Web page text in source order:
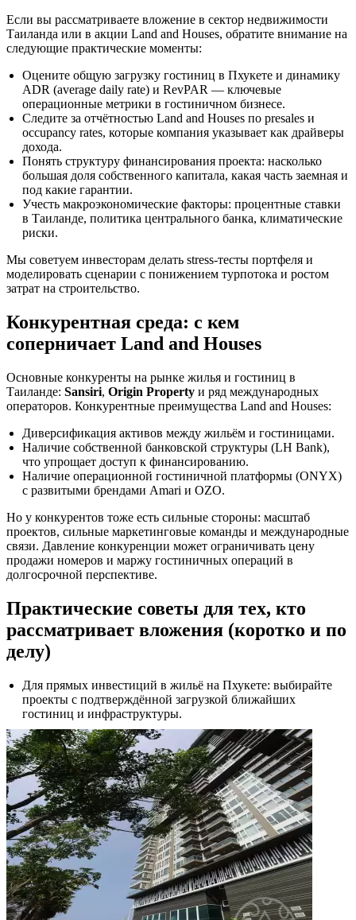
Если вы рассматриваете вложение в сектор недвижимости
Таиланда или в акции Land and Houses, обратите внимание на
следующие практические моменты:
Оцените общую загрузку гостиниц в Пхукете и динамику
ADR (average daily rate) и RevPAR — ключевые
операционные метрики в гостиничном бизнесе.
Следите за отчётностью Land and Houses по presales и
occupancy rates, которые компания указывает как драйверы
дохода.
Понять структуру финансирования проекта: насколько
большая доля собственного капитала, какая часть заемная и
под какие гарантии.
Учесть макроэкономические факторы: процентные ставки
в Таиланде, политика центрального банка, климатические
риски.
Мы советуем инвесторам делать stress-тесты портфеля и
моделировать сценарии с понижением турпотока и ростом
затрат на строительство.
Конкурентная среда: с кем
соперничает Land and Houses
Основные конкуренты на рынке жилья и гостиниц в
Таиланде: Sansiri, Origin Property и ряд международных
операторов. Конкурентные преимущества Land and Houses:
Диверсификация активов между жильём и гостиницами.
Наличие собственной банковской структуры (LH Bank),
что упрощает доступ к финансированию.
Наличие операционной гостиничной платформы (ONYX)
с развитыми брендами Amari и OZO.
Но у конкурентов тоже есть сильные стороны: масштаб
проектов, сильные маркетинговые команды и международные
связи. Давление конкуренции может ограничивать цену
продажи номеров и маржу гостиничных операций в
долгосрочной перспективе.
Практические советы для тех, кто
рассматривает вложения (коротко и по
делу)
Для прямых инвестиций в жильё на Пхукете: выбирайте
проекты с подтверждённой загрузкой ближайших
гостиниц и инфраструктуры.